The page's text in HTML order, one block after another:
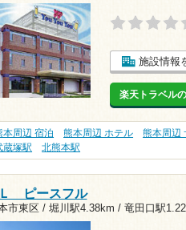
施設情報
楽天トラベル
本周辺 宿泊 熊本周辺 ホテル 熊本周辺
蔵塚駅
北熊本駅
ピースフル
市東区 / 堀川駅4.38km / 竜田口駅